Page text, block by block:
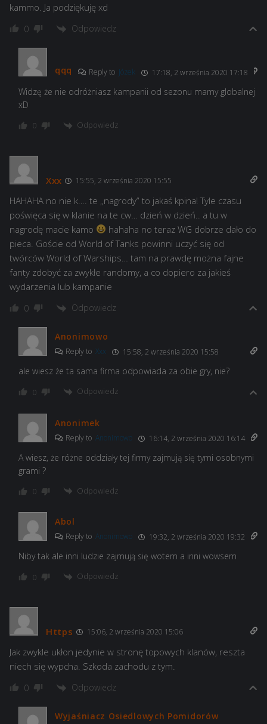
kammo. Ja podziękuję xd
0 Odpowiedz
qqq Reply to Józek 17:18, 2 września 2020 17:18
Widzę że nie odróżniasz kampanii od sezonu mamy globalnej
xD
0 Odpowiedz
Xxx 15:55, 2 września 2020 15:55
HAHAHA no nie k…. te „nagrody” to jakaś kpina! Tyle czasu
poświęca się w klanie na te cw… dzień w dzień.. a tu w
nagrodę macie kamo
hahaha no teraz WG dobrze dało do
pieca. Goście od World of Tanks powinni uczyć się od
twórców World of Warships… tam na prawdę można fajne
fanty zdobyć za zwykłe randomy, a co dopiero za jakieś
wydarzenia lub kampanie
0 Odpowiedz
Anonimowo
Reply to Xxx 15:58, 2 września 2020 15:58
ale wiesz że ta sama firma odpowiada za obie gry, nie?
0 Odpowiedz
Anonimek
Reply to Anonimowo 16:14, 2 września 2020 16:14
A wiesz, że różne oddziały tej firmy zajmują się tymi osobnymi
grami ?
0 Odpowiedz
Abol
Reply to Anonimowo 19:32, 2 września 2020 19:32
Niby tak ale inni ludzie zajmują się wotem a inni wowsem
0 Odpowiedz
Https 15:06, 2 września 2020 15:06
Jak zwykle ukłon jedynie w stronę topowych klanów, reszta
niech się wypcha. Szkoda zachodu z tym.
0 Odpowiedz
Wyjaśniacz Osiedlowych Pomidorów